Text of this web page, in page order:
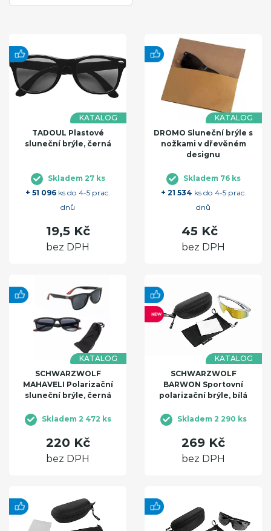
KATALOG
TADOUL Plastové
sluneční brýle, černá
Skladem 27 ks
+ 51 096 ks do 4-5 prac.
dnů
19,5 Kč
bez DPH
KATALOG
DROMO Sluneční brýle s
nožkami v dřevěném
designu
Skladem 76 ks
+ 21 534 ks do 4-5 prac.
dnů
45 Kč
bez DPH
KATALOG
SCHWARZWOLF
MAHAVELI Polarizační
sluneční brýle, černá
Skladem 2 472 ks
220 Kč
bez DPH
KATALOG
SCHWARZWOLF
BARWON Sportovní
polarizační brýle, bílá
Skladem 2 290 ks
269 Kč
bez DPH